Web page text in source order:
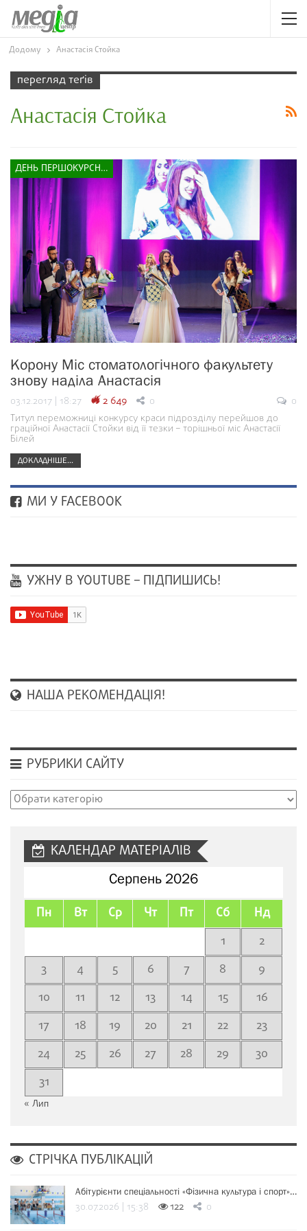
Додому Анастасія Стойка
перегляд теґів
Анастасія Стойка
ДЕНЬ ПЕРШОКУРСНИКА
Корону Міс стоматологічного факультету
знову наділа Анастасія
03.12.2017 | 18:27 2 649 0
0
Титул переможниці конкурсу краси підрозділу перейшов до
граційної Анастасії Стойки від її тезки – торішньої міс Анастасії
Білей
ДОКЛАДНІШЕ...
МИ У FACEBOOK
УЖНУ В YOUTUBE – ПІДПИШИСЬ!
НАША РЕКОМЕНДАЦІЯ!
РУБРИКИ САЙТУ
Рубрики
КАЛЕНДАР МАТЕРІАЛІВ
Серпень 2026
Пн Вт Ср Чт Пт Сб Нд
1
2
3
4 5 6 7 8
9
10
11 12 13 14 15
16
17
18 19 20 21 22
23
24
25 26 27 28 29
30
31
« Лип
СТРІЧКА ПУБЛІКАЦІЙ
Абітурієнти спеціальності «Фізична культура і спорт»…
30.07.2026 | 15:38 122 0